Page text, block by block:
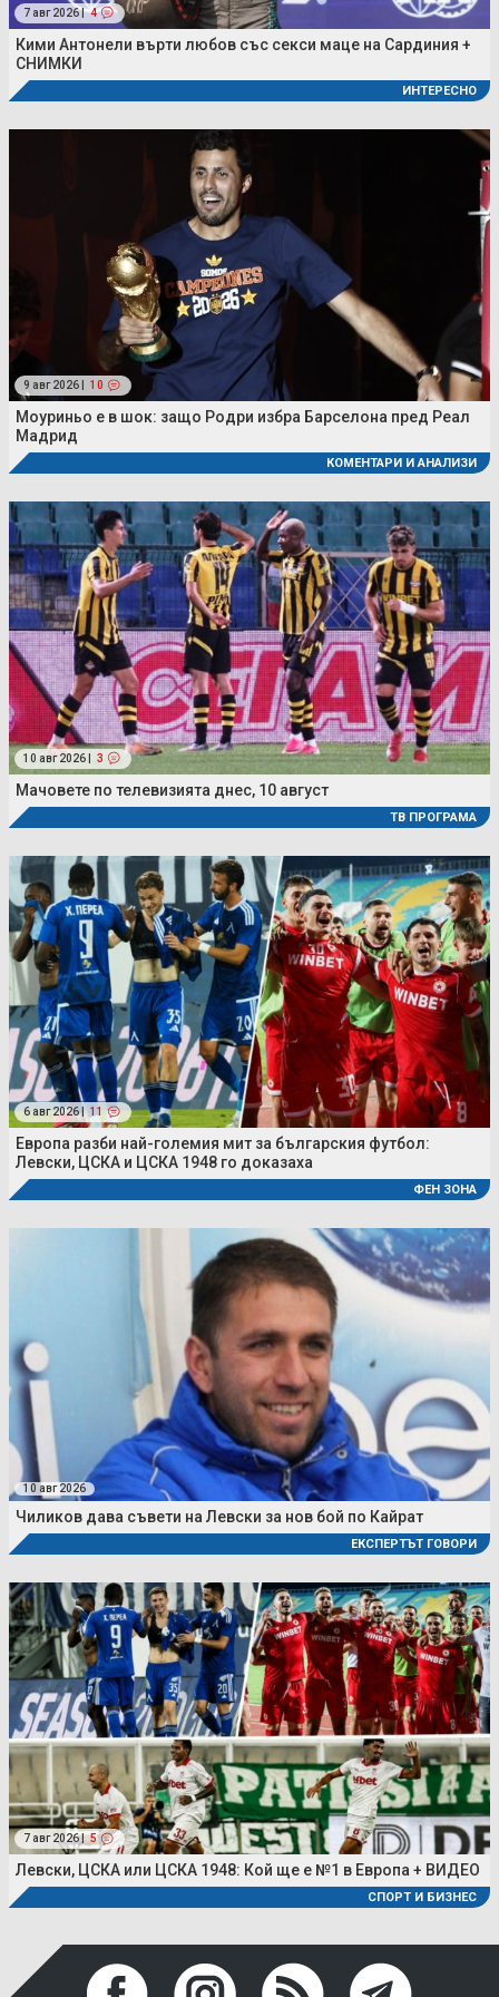
7 авг 2026 | 4
Кими Антонели върти любов със секси маце на Сардиния +
СНИМКИ
ИНТЕРЕСНО
9 авг 2026 | 10
Моуриньо е в шок: защо Родри избра Барселона пред Реал
Мадрид
КОМЕНТАРИ И АНАЛИЗИ
10 авг 2026 | 3
Мачовете по телевизията днес, 10 август
ТВ ПРОГРАМА
6 авг 2026 | 11
Европа разби най-големия мит за българския футбол:
Левски, ЦСКА и ЦСКА 1948 го доказаха
ФЕН ЗОНА
10 авг 2026
Чиликов дава съвети на Левски за нов бой по Кайрат
ЕКСПЕРТЪТ ГОВОРИ
7 авг 2026 | 5
Левски, ЦСКА или ЦСКА 1948: Кой ще е №1 в Европа + ВИДЕО
СПОРТ И БИЗНЕС